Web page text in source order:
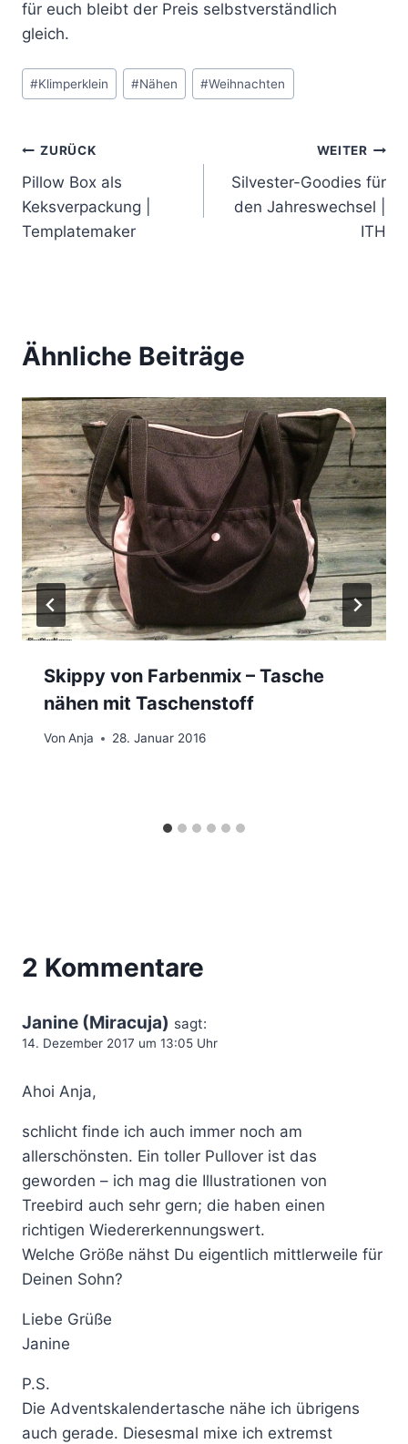
für euch bleibt der Preis selbstverständlich
gleich.
Schlagworte:
#Klimperklein #Nähen #Weihnachten
Beitragsnavigation
ZURÜCK
Pillow Box als
Keksverpackung |
Templatemaker
WEITER
Silvester-Goodies für
den Jahreswechsel |
ITH
Ähnliche Beiträge
Skippy von Farbenmix – Tasche
nähen mit Taschenstoff
Von Anja 28. Januar 2016
2 Kommentare
Janine (Miracuja) sagt:
14. Dezember 2017 um 13:05 Uhr
Ahoi Anja,
schlicht finde ich auch immer noch am
allerschönsten. Ein toller Pullover ist das
geworden – ich mag die Illustrationen von
Treebird auch sehr gern; die haben einen
richtigen Wiedererkennungswert.
Welche Größe nähst Du eigentlich mittlerweile für
Deinen Sohn?
Liebe Grüße
Janine
P.S.
Die Adventskalendertasche nähe ich übrigens
auch gerade. Diesesmal mixe ich extremst